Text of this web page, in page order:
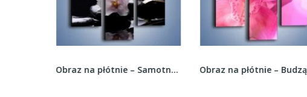
Obraz na płótnie – Samotna gałąź storczyków –...